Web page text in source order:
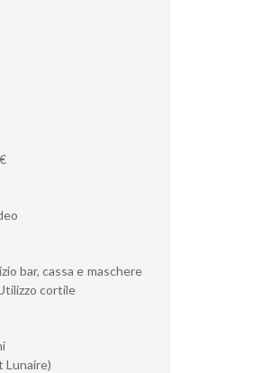
bar, cassa e maschere
cortile
Lunaire)